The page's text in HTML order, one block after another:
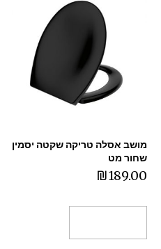
מושב אסלה טריקה שקטה יסמין
שחור מט
₪189.00